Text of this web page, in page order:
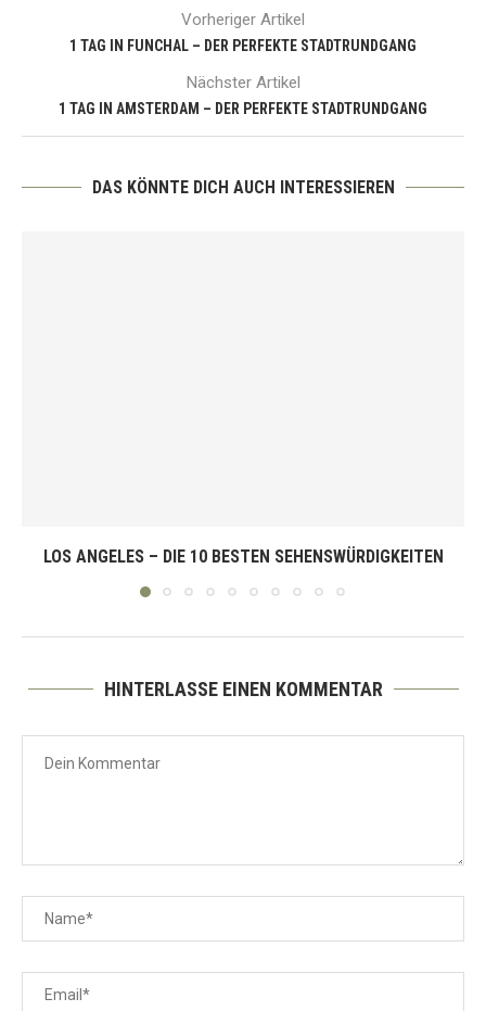
Vorheriger Artikel
1 TAG IN FUNCHAL – DER PERFEKTE STADTRUNDGANG
Nächster Artikel
1 TAG IN AMSTERDAM – DER PERFEKTE STADTRUNDGANG
DAS KÖNNTE DICH AUCH INTERESSIEREN
LOS ANGELES – DIE 10 BESTEN SEHENSWÜRDIGKEITEN
HINTERLASSE EINEN KOMMENTAR